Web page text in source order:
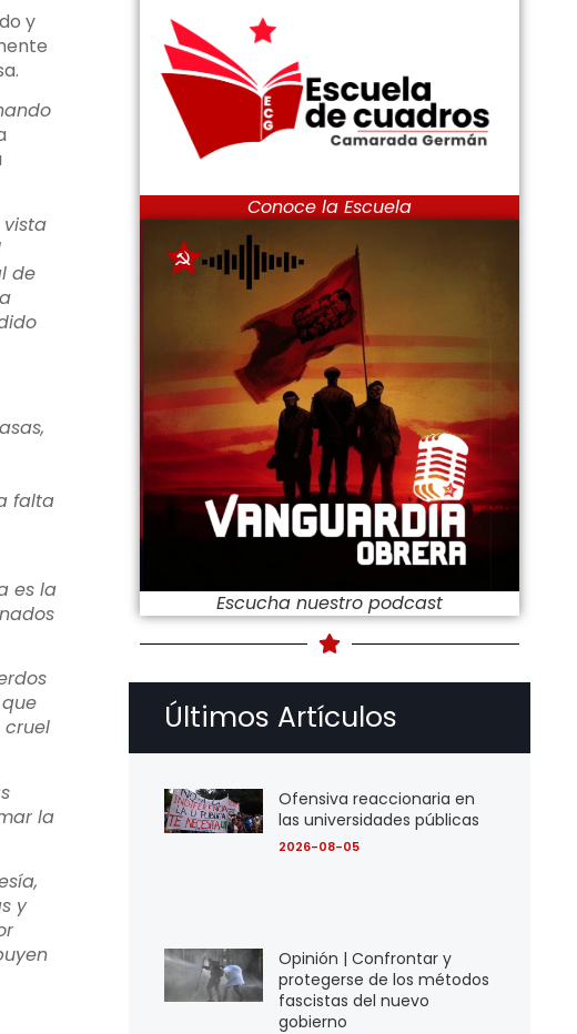
y
vista
de
falta
es la
cruel
la
y
Conoce la Escuela
Escucha nuestro podcast
Últimos Artículos
Ofensiva reaccionaria en
las universidades públicas
2026-08-05
Opinión | Confrontar y
protegerse de los métodos
fascistas del nuevo
gobierno